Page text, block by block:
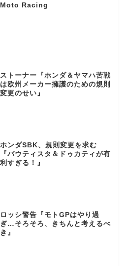
Moto Racing
ストーナー『ホンダ＆ヤマハ苦戦
は欧州メーカー擁護のための規則
変更のせい』
ホンダSBK、規則変更を求む
『バウティスタ＆ドゥカティが有
利すぎる！』
ロッシ警告『モトGPはやり過
ぎ…そろそろ、きちんと考えるべ
き』